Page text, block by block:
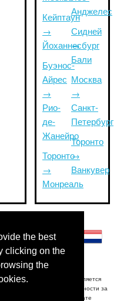
the best
clicking on the
the
Кейптаун
→
Йоханнесбург
Буэнос-
Айрес
→
Рио-
де-
Жанейро
Торонто
→
Монреаль
Анджелес
Сидней
→
Бали
Москва
→
Санкт-
Петербург
Торонто
→
Ванкувер
на этом сайте, является
не несет ответственности за
убытки в результате